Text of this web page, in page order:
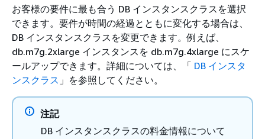
お客様の要件に最も合う DB インスタンスクラスを選択
できます。要件が時間の経過とともに変化する場合は、
DB インスタンスクラスを変更できます。例えば、
db.m7g.2xlarge インスタンスを db.m7g.4xlarge にスケ
ールアップできます。詳細については、「 DB インスタ
ンスクラス 」を参照してください。
注記
DB インスタンスクラスの料金情報について